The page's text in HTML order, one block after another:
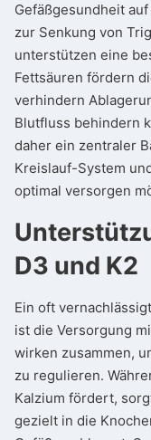
Gefäßgesundheit
zur Senkung von
unterstützen eine
Fettsäuren fördern
verhindern
Blutfluss behindern
daher ein zentraler
Kreislauf-System
optimal versorgen
D3 und K2
Ein oft
ist die Versorgung
wirken zusammen,
zu regulieren.
Kalzium fördert,
gezielt in die